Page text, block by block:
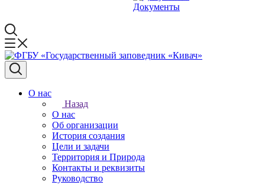
Документы
О нас
Назад
О нас
Об организации
История создания
Цели и задачи
Территория и Природа
Контакты и реквизиты
Руководство